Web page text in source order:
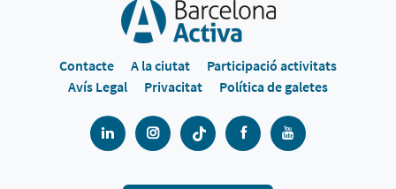
Contacte A la ciutat
Participació activitats
Avís Legal
Privacitat Política de galetes